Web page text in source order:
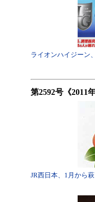
ライオンハイジーン
第2592号《2011
JR西日本、1月から